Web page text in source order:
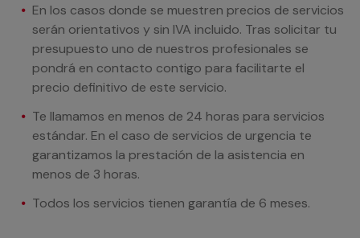
En los casos donde se muestren precios de servicios
serán orientativos y sin IVA incluido. Tras solicitar tu
presupuesto uno de nuestros profesionales se
pondrá en contacto contigo para facilitarte el
precio definitivo de este servicio.
Te llamamos en menos de 24 horas para servicios
estándar. En el caso de servicios de urgencia te
garantizamos la prestación de la asistencia en
menos de 3 horas.
Todos los servicios tienen garantía de 6 meses.